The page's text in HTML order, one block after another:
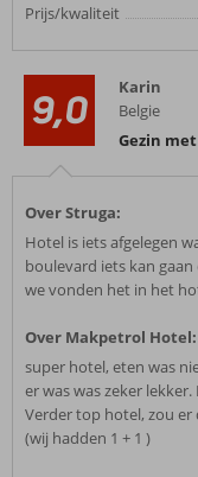
Prijs/kwaliteit
9,0
Karin
Belgie
Gezin
Over Struga:
Hotel is iets afgelegen
boulevard iets kan
we vonden het in het
Over Makpetrol Hotel:
super hotel, eten was
er was was zeker
Verder top hotel, zou
(wij hadden 1 + 1 )